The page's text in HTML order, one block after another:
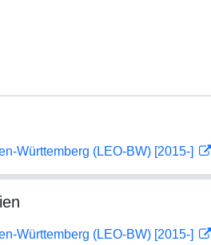
Württemberg (LEO-BW) [2015-]
Württemberg (LEO-BW) [2015-]